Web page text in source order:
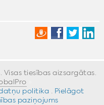
tiesības aizsargātas.
politika
Pielāgot
paziņojums